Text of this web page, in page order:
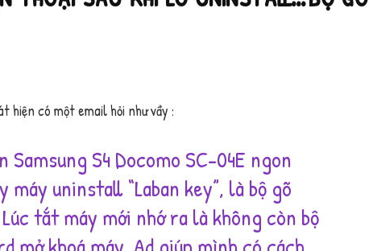
hiện có một email hỏi như vầy :
Samsung S4 Docomo SC-04E ngon
uninstall “Laban key”, là bộ gõ
tắt máy mới nhớ ra là không còn bộ